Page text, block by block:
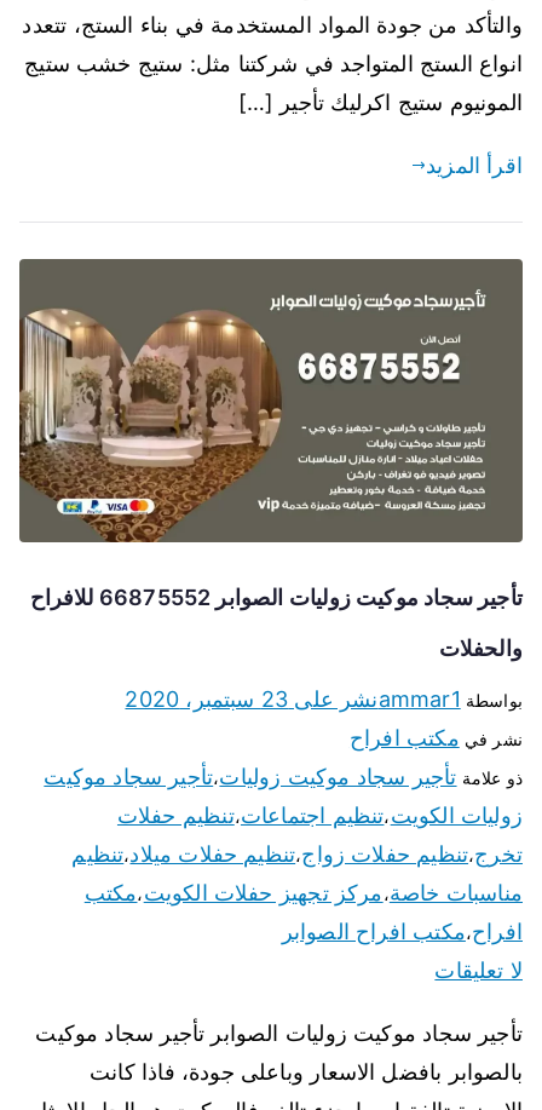
والتأكد من جودة المواد المستخدمة في بناء الستج، تتعدد
انواع الستج المتواجد في شركتنا مثل: ستيج خشب ستيج
المونيوم ستيج اكرليك تأجير […]
اقرأ المزيد
تأجير سجاد موكيت زوليات الصوابر 66875552 للافراح
والحفلات
بواسطة ammar1نشر على 23 سبتمبر، 2020
نشر في مكتب افراح
ذو علامة تأجير سجاد موكيت زوليات،تأجير سجاد موكيت
زوليات الكويت،تنظيم اجتماعات،تنظيم حفلات
تخرج،تنظيم حفلات زواج،تنظيم حفلات ميلاد،تنظيم
مناسبات خاصة،مركز تجهيز حفلات الكويت،مكتب
افراح،مكتب افراح الصوابر
لا تعليقات
تأجير سجاد موكيت زوليات الصوابر تأجير سجاد موكيت
بالصوابر بافضل الاسعار وباعلى جودة، فاذا كانت